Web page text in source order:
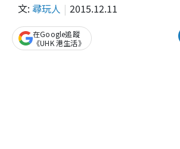
文: 尋玩人 2015.12.11
在Google追蹤
《UHK 港生活》